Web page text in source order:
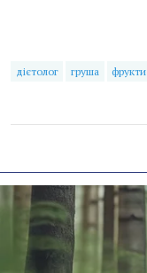
дієтолог груша фрукти